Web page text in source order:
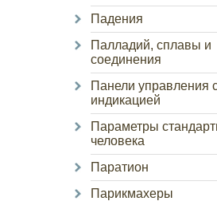
Падения
Палладий, сплавы и
соединения
Панели управления
индикацией
Параметры
человека
Паратион
Парикмахеры